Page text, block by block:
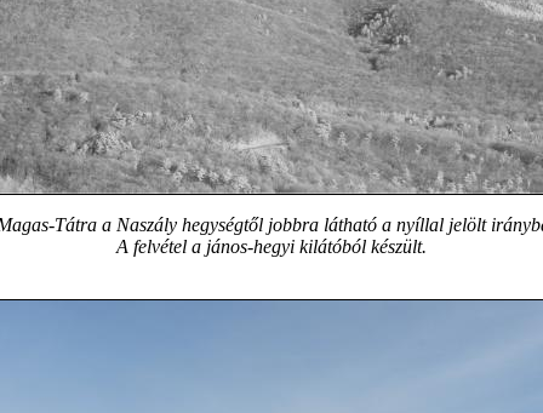
Tátra a Naszály hegységtől jobbra látható a nyíllal jelölt
A felvétel a jános-hegyi kilátóból készült.